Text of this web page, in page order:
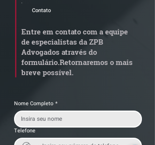
Quem arremata imóvel
dívida condominial
anterior?
Contato
Entre em contato com a equipe
de especialistas da ZPB
Advogados através do
formulário.Retornaremos o mais
breve possível.
Nome Completo *
Telefone